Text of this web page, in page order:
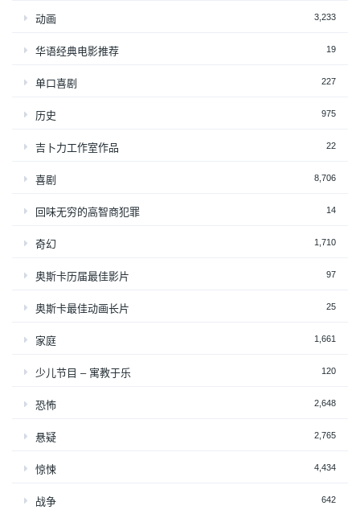
动画 3,233
华语经典电影推荐 19
单口喜剧 227
历史 975
吉卜力工作室作品 22
喜剧 8,706
回味无穷的高智商犯罪 14
奇幻 1,710
奥斯卡历届最佳影片 97
奥斯卡最佳动画长片 25
家庭 1,661
少儿节目 – 寓教于乐 120
恐怖 2,648
悬疑 2,765
惊悚 4,434
战争 642